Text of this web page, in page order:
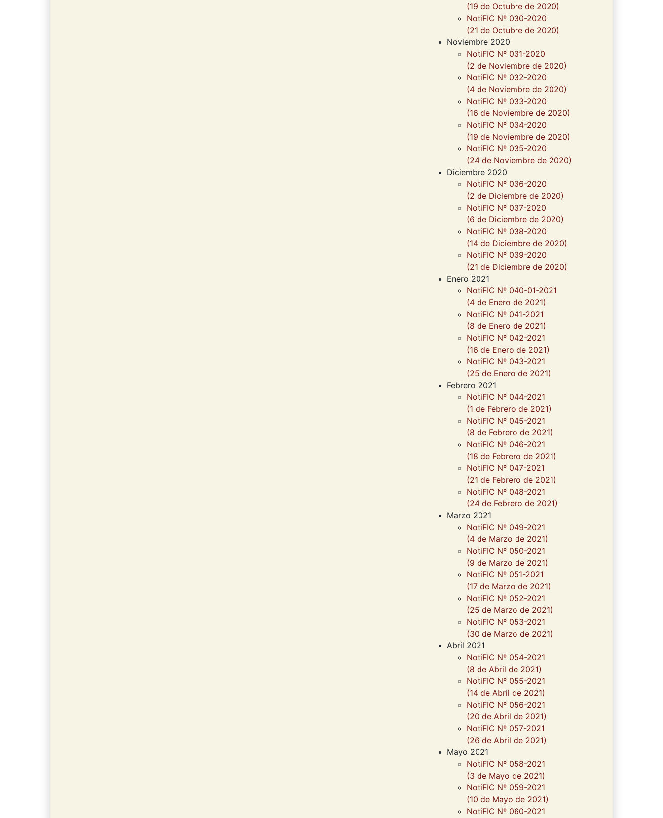
(19 de Octubre de 2020)
NotiFIC Nº 030-2020
(21 de Octubre de 2020)
Noviembre 2020
NotiFIC Nº 031-2020
(2 de Noviembre de 2020)
NotiFIC Nº 032-2020
(4 de Noviembre de 2020)
NotiFIC Nº 033-2020
(16 de Noviembre de 2020)
NotiFIC Nº 034-2020
(19 de Noviembre de 2020)
NotiFIC Nº 035-2020
(24 de Noviembre de 2020)
Diciembre 2020
NotiFIC Nº 036-2020
(2 de Diciembre de 2020)
NotiFIC Nº 037-2020
(6 de Diciembre de 2020)
NotiFIC Nº 038-2020
(14 de Diciembre de 2020)
NotiFIC Nº 039-2020
(21 de Diciembre de 2020)
Enero 2021
NotiFIC Nº 040-01-2021
(4 de Enero de 2021)
NotiFIC Nº 041-2021
(8 de Enero de 2021)
NotiFIC Nº 042-2021
(16 de Enero de 2021)
NotiFIC Nº 043-2021
(25 de Enero de 2021)
Febrero 2021
NotiFIC Nº 044-2021
(1 de Febrero de 2021)
NotiFIC Nº 045-2021
(8 de Febrero de 2021)
NotiFIC Nº 046-2021
(18 de Febrero de 2021)
NotiFIC Nº 047-2021
(21 de Febrero de 2021)
NotiFIC Nº 048-2021
(24 de Febrero de 2021)
Marzo 2021
NotiFIC Nº 049-2021
(4 de Marzo de 2021)
NotiFIC Nº 050-2021
(9 de Marzo de 2021)
NotiFIC Nº 051-2021
(17 de Marzo de 2021)
NotiFIC Nº 052-2021
(25 de Marzo de 2021)
NotiFIC Nº 053-2021
(30 de Marzo de 2021)
Abril 2021
NotiFIC Nº 054-2021
(8 de Abril de 2021)
NotiFIC Nº 055-2021
(14 de Abril de 2021)
NotiFIC Nº 056-2021
(20 de Abril de 2021)
NotiFIC Nº 057-2021
(26 de Abril de 2021)
Mayo 2021
NotiFIC Nº 058-2021
(3 de Mayo de 2021)
NotiFIC Nº 059-2021
(10 de Mayo de 2021)
NotiFIC Nº 060-2021